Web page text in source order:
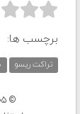
برچسب ها:
تراکت ریسو
© 1405 - تمامی حقوق برای میهن طرح محفوظ است.